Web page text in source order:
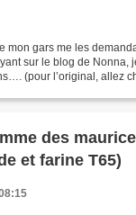
mon gars me les
sur le blog de Nonna,
(pour l’original, allez
des
et farine T65)